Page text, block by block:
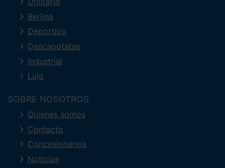
Berlina
Deportivo
Descapotable
Industrial
Lujo
SOBRE NOSOTROS
Quienes somos
Contacto
Concesionarios
Noticias